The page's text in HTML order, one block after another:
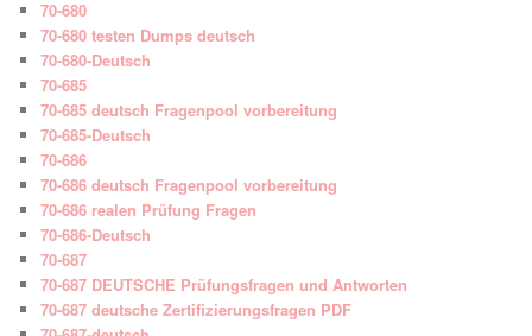
70-680
70-680 testen Dumps deutsch
70-680-Deutsch
70-685
70-685 deutsch Fragenpool vorbereitung
70-685-Deutsch
70-686
70-686 deutsch Fragenpool vorbereitung
70-686 realen Prüfung Fragen
70-686-Deutsch
70-687
70-687 DEUTSCHE Prüfungsfragen und Antworten
70-687 deutsche Zertifizierungsfragen PDF